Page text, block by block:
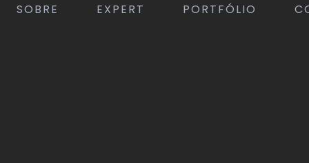
SOBRE EXPERT PORTFÓLIO